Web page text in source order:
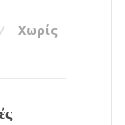
Χωρίς